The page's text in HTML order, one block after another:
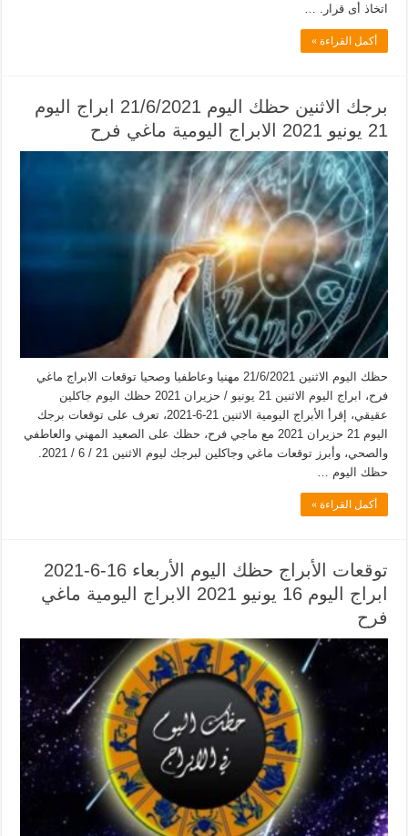
اتخاذ أى قرار. …
أكمل القراءة »
برجك الاثنين حظك اليوم 21/6/2021 ابراج اليوم
21 يونيو 2021 الابراج اليومية ماغي فرح
حظك اليوم الاثنين 21/6/2021 مهنيا وعاطفيا وصحيا توقعات الابراج ماغي
فرح، ابراج اليوم الاثنين 21 يونيو / حزيران 2021 حظك اليوم جاكلين
عقيقي، إقرأ الأبراج اليومية الاثنين 21-6-2021، تعرف على توقعات برجك
اليوم 21 حزيران 2021 مع ماجي فرح، حظك على الصعيد المهني والعاطفي
حظك اليوم …
أكمل القراءة »
توقعات الأبراج حظك اليوم الأربعاء 16-6-2021
ابراج اليوم 16 يونيو 2021 الابراج اليومية ماغي
فرح